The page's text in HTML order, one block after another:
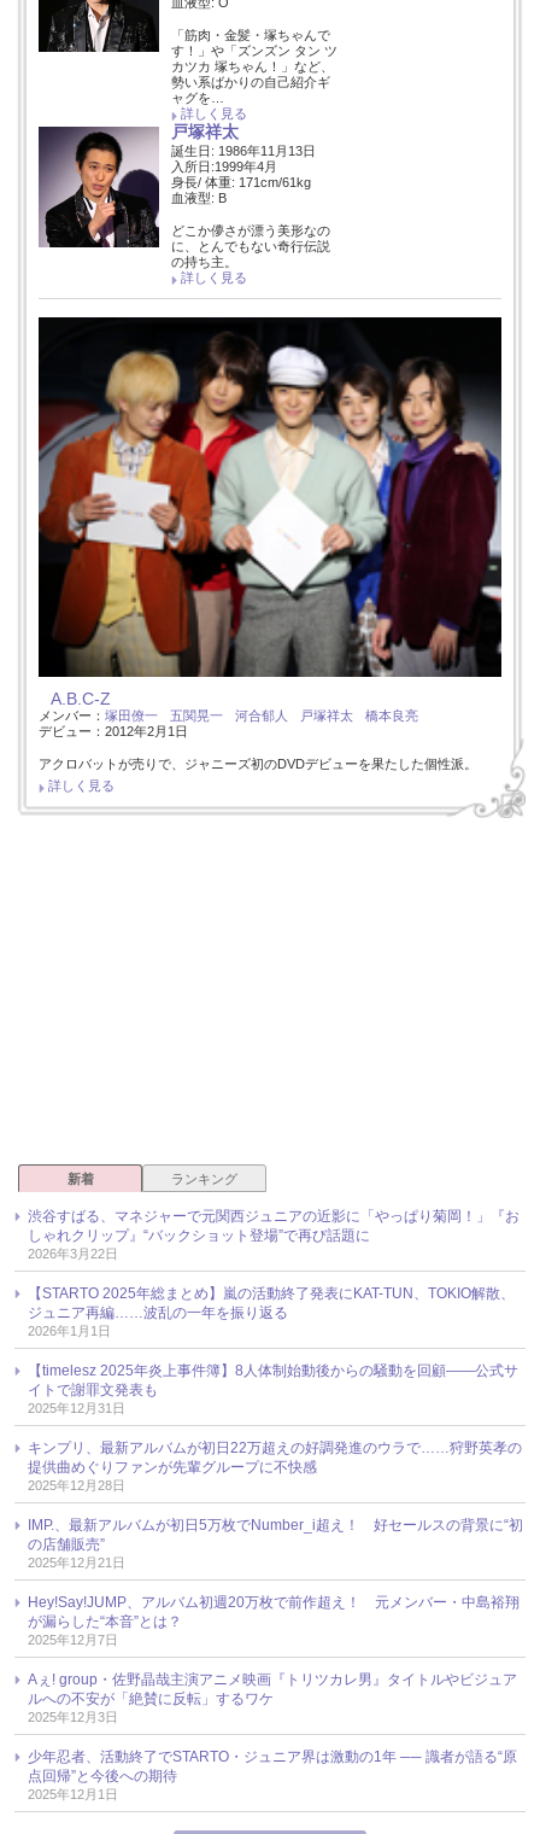
「筋肉・金髪・塚ちゃんで
す！」や「ズンズン タン ツ
カツカ 塚ちゃん！」など、
勢い系ばかりの自己紹介ギ
ャグを…
詳しく見る
戸塚祥太
誕生日: 1986年11月13日
入所日:1999年4月
身長/ 体重: 171cm/61kg
血液型: B
どこか儚さが漂う美形なの
に、とんでもない奇行伝説
の持ち主。
詳しく見る
A.B.C-Z
メンバー： 塚田僚一 五関晃一 河合郁人 戸塚祥太
橋本良亮
デビュー：2012年2月1日
アクロバットが売りで、ジャニーズ初のDVDデビューを果たした個性派。
詳しく見る
新着 ランキング
渋谷すばる、マネジャーで元関西ジュニアの近影に「やっぱり菊岡！」『お
しゃれクリップ』“バックショット登場”で再び話題に
2026年3月22日
【STARTO 2025年総まとめ】嵐の活動終了発表にKAT-TUN、TOKIO解散、
ジュニア再編……波乱の一年を振り返る
2026年1月1日
【timelesz 2025年炎上事件簿】8人体制始動後からの騒動を回顧――公式サ
イトで謝罪文発表も
2025年12月31日
キンプリ、最新アルバムが初日22万超えの好調発進のウラで……狩野英孝の
提供曲めぐりファンが先輩グループに不快感
2025年12月28日
IMP.、最新アルバムが初日5万枚でNumber_i超え！ 好セールスの背景に“初
の店舗販売”
2025年12月21日
Hey!Say!JUMP、アルバム初週20万枚で前作超え！ 元メンバー・中島裕翔
が漏らした“本音”とは？
2025年12月7日
Aぇ! group・佐野晶哉主演アニメ映画『トリツカレ男』タイトルやビジュア
ルへの不安が「絶賛に反転」するワケ
2025年12月3日
少年忍者、活動終了でSTARTO・ジュニア界は激動の1年 ── 識者が語る“原
点回帰”と今後への期待
2025年12月1日